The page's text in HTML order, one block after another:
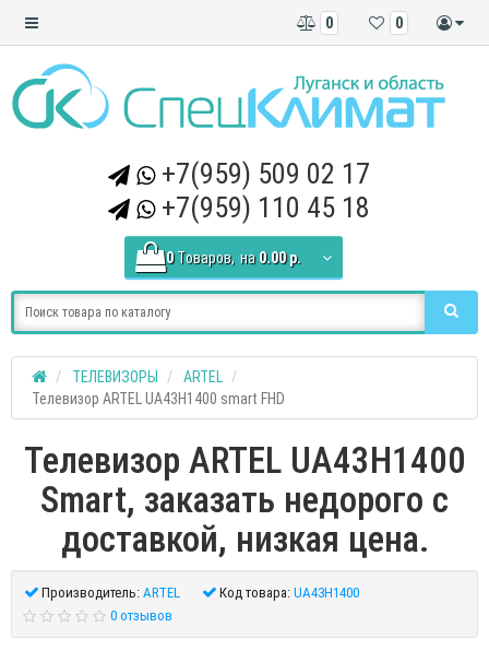
0
0
+7(959) 509 02 17
+7(959) 110 45 18
0 Tоваров, на 0.00 р.
ТЕЛЕВИЗОРЫ
ARTEL
Телевизор ARTEL UA43H1400 smart FHD
Телевизор ARTEL UA43H1400
Smart, заказать недорого с
доставкой, низкая цена.
Производитель: ARTEL Код товара: UA43H1400
0 отзывов